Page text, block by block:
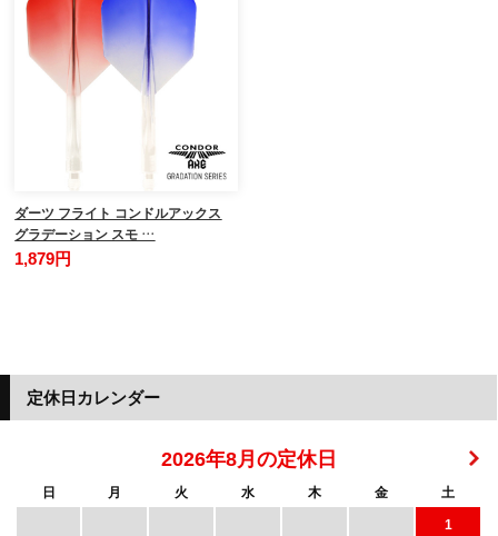
ダーツ フライト コンドルアックス
グラデーション スモ …
1,879円
定休日カレンダー
2026年8月の定休日
日 月 火 水 木 金
土
1